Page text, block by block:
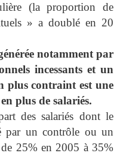
(la proportion de
» a doublé en 20
notamment par
incessants et un
plus contraint est une
plus de salariés.
des salariés dont le
par un contrôle ou un
25% en 2005 à 35%